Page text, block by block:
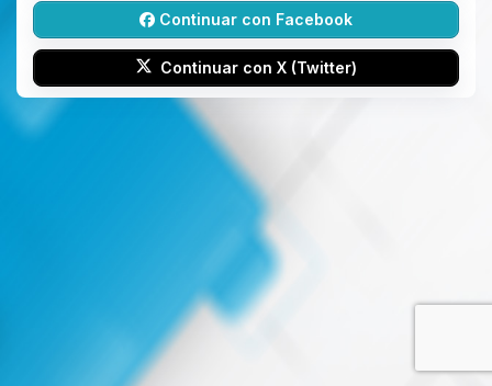
Continuar con Facebook
Continuar con X (Twitter)